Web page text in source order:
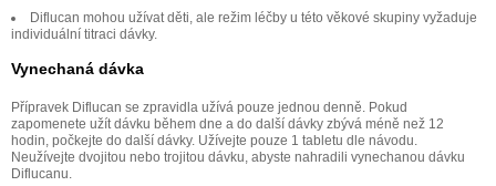
Diflucan mohou užívat děti, ale režim léčby u této věkové skupiny vyžaduje
individuální titraci dávky.
Vynechaná dávka
Přípravek Diflucan se zpravidla užívá pouze jednou denně. Pokud
zapomenete užít dávku během dne a do další dávky zbývá méně než 12
hodin, počkejte do další dávky. Užívejte pouze 1 tabletu dle návodu.
Neužívejte dvojitou nebo trojitou dávku, abyste nahradili vynechanou dávku
Diflucanu.